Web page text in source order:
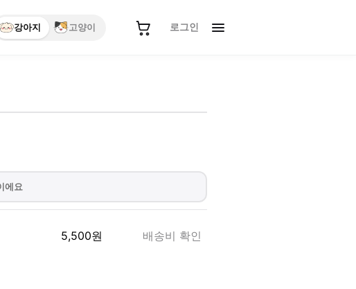
강아지 고양이 로그인
에요
5,500원 배송비 확인